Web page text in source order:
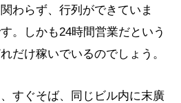
わらず、行列ができていま
。しかも24時間営業だという
だけ稼いでいるのでしょう。
すぐそば、同じビル内に末廣